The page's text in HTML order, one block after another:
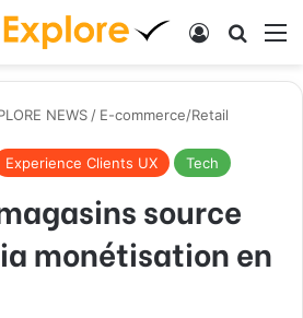
Log In
NEWS / E-commerce/Retail
Experience Clients UX Tech
source
monétisation en